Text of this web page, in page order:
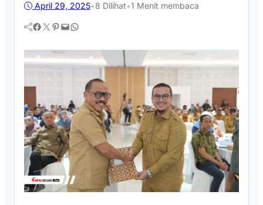
April 29, 2025•8 Dilihat•1 Menit membaca
Facebook Twitter Pinterest Mail WhatsApp